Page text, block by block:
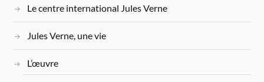
Le centre international Jules Verne
Jules Verne, une vie
L’œuvre